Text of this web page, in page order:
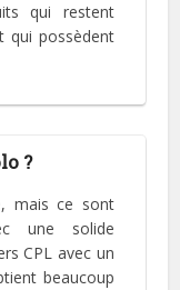
qui restent
qui possèdent
?
mais ce sont
une solide
CPL avec un
beaucoup